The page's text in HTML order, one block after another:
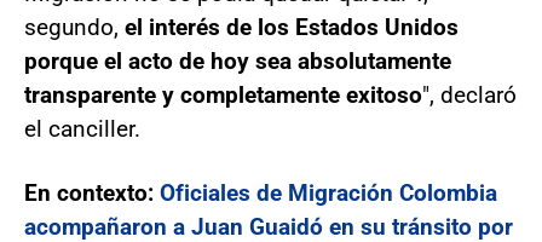
segundo, el interés de los Estados Unidos
porque el acto de hoy sea absolutamente
transparente y completamente exitoso", declaró
el canciller.
En contexto: Oficiales de Migración Colombia
acompañaron a Juan Guaidó en su tránsito por